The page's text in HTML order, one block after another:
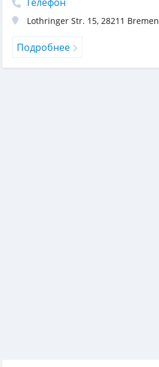
Lothringer Str. 15, 28211 Bremen
Подробнее